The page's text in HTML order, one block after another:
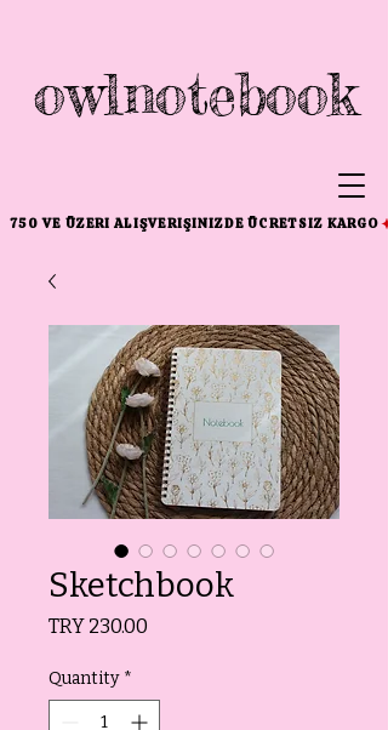
750 VE ÜZERI ALIŞVERIŞINIZDE ÜCRETSIZ KARGO
owlnotebook
Sketchbook
TRY 230.00
Quantity *